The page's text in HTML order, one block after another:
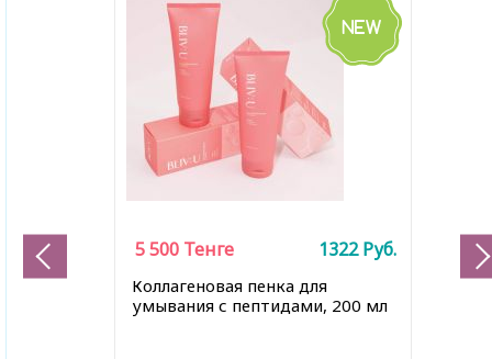
Коллагеновая пенка для
умывания с пептидами, 200 мл
5 500 Тенге 1322Руб.